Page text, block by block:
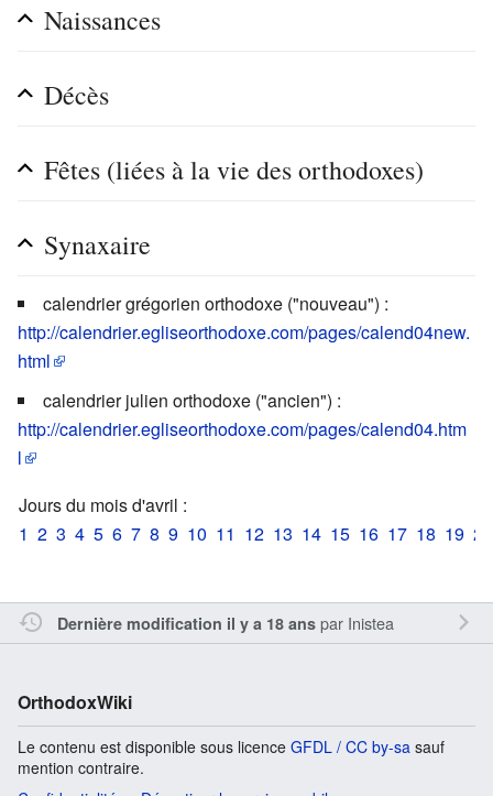
Naissances
Décès
Fêtes (liées à la vie des orthodoxes)
Synaxaire
calendrier grégorien orthodoxe ("nouveau") :
http://calendrier.egliseorthodoxe.com/pages/calend04new.
html
calendrier julien orthodoxe ("ancien") :
http://calendrier.egliseorthodoxe.com/pages/calend04.htm
l
Jours du mois d'avril :
1 2 3 4 5 6 7 8 9 10 11 12 13 14 15 16 17 18 19 20
Dernière modification il y a 18 anspar Inistea
OrthodoxWiki
Le contenu est disponible sous licence GFDL / CC by-sa sauf
mention contraire.